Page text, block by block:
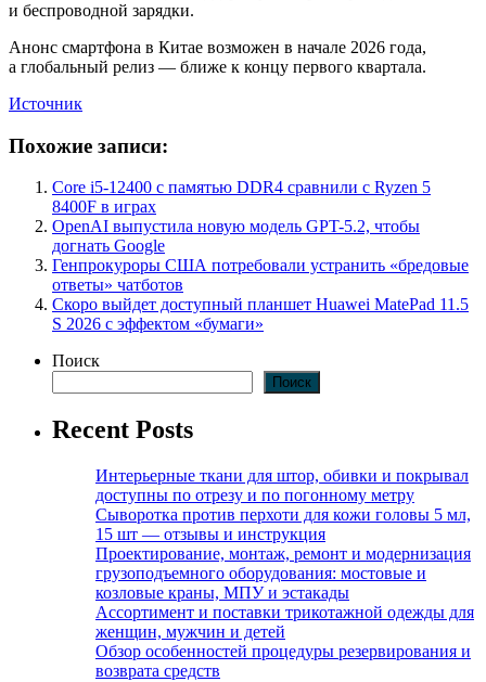
и беспроводной зарядки.
Анонс смартфона в Китае возможен в начале 2026 года,
а глобальный релиз — ближе к концу первого квартала.
Источник
Похожие записи:
Core i5-12400 с памятью DDR4 сравнили с Ryzen 5
8400F в играх
OpenAI выпустила новую модель GPT-5.2, чтобы
догнать Google
Генпрокуроры США потребовали устранить «бредовые
ответы» чатботов
Скоро выйдет доступный планшет Huawei MatePad 11.5
S 2026 с эффектом «бумаги»
Поиск
Поиск
Recent Posts
Интерьерные ткани для штор, обивки и покрывал
доступны по отрезу и по погонному метру
Сыворотка против перхоти для кожи головы 5 мл,
15 шт — отзывы и инструкция
Проектирование, монтаж, ремонт и модернизация
грузоподъемного оборудования: мостовые и
козловые краны, МПУ и эстакады
Ассортимент и поставки трикотажной одежды для
женщин, мужчин и детей
Обзор особенностей процедуры резервирования и
возврата средств